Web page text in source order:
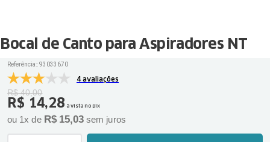
Bocal de Canto para Aspiradores NT
Referência::93033670
4 avaliações
R$ 40,00
R$ 14,28 à vista no pix
ou 1x de R$ 15,03 sem juros